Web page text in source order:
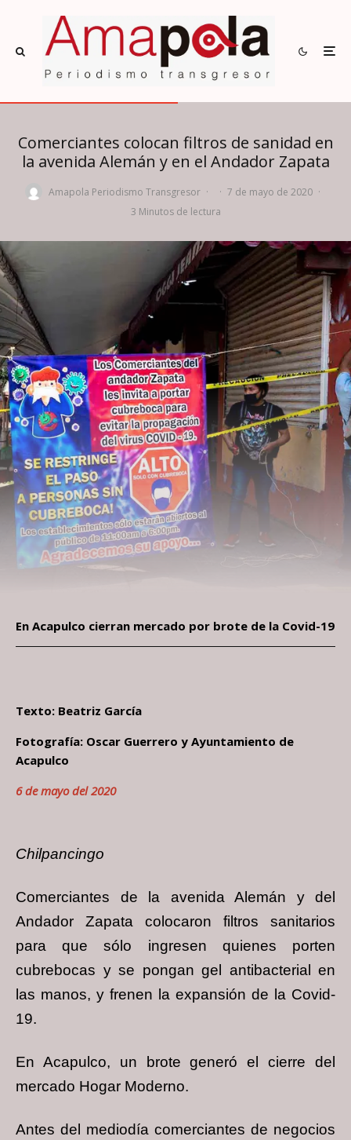
Comerciantes colocan filtros de sanidad en
la avenida Alemán y en el Andador Zapata
Amapola Periodismo Transgresor · · 7 de mayo de 2020 ·
3 Minutos de lectura
En Acapulco cierran mercado por brote de la Covid-19
Texto: Beatriz García
Fotografía: Oscar Guerrero y Ayuntamiento de
Acapulco
6 de mayo del 2020
Chilpancingo
Comerciantes de la avenida Alemán y del
Andador Zapata colocaron filtros sanitarios
para que sólo ingresen quienes porten
cubrebocas y se pongan gel antibacterial en
las manos, y frenen la expansión de la Covid-
19.
En Acapulco, un brote generó el cierre del
mercado Hogar Moderno.
Antes del mediodía comerciantes de negocios